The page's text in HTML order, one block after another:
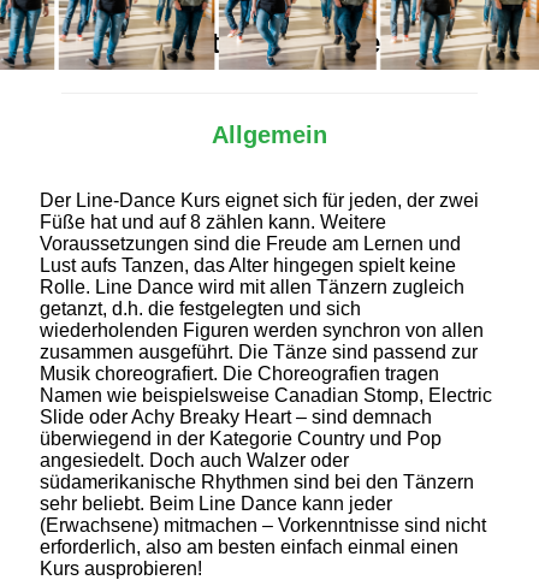
Alles Wichtige auf einen Blick
Allgemein
Der Line-Dance Kurs eignet sich für jeden, der zwei
Füße hat und auf 8 zählen kann. Weitere
Voraussetzungen sind die Freude am Lernen und
Lust aufs Tanzen, das Alter hingegen spielt keine
Rolle. Line Dance wird mit allen Tänzern zugleich
getanzt, d.h. die festgelegten und sich
wiederholenden Figuren werden synchron von allen
zusammen ausgeführt. Die Tänze sind passend zur
Musik choreografiert. Die Choreografien tragen
Namen wie beispielsweise Canadian Stomp, Electric
Slide oder Achy Breaky Heart – sind demnach
überwiegend in der Kategorie Country und Pop
angesiedelt. Doch auch Walzer oder
südamerikanische Rhythmen sind bei den Tänzern
sehr beliebt. Beim Line Dance kann jeder
(Erwachsene) mitmachen – Vorkenntnisse sind nicht
erforderlich, also am besten einfach einmal einen
Kurs ausprobieren!